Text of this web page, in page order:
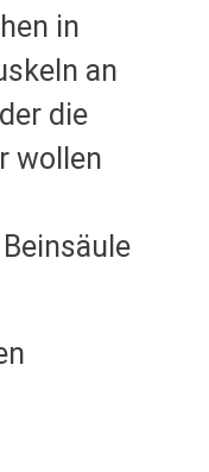
in
an
die
wollen